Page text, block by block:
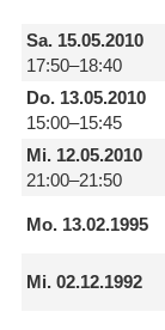
Sa.15.05.2010
17:50–18:40
Do.13.05.2010
15:00–15:45
Mi.12.05.2010
21:00–21:50
Mo.13.02.1995
Mi.02.12.1992